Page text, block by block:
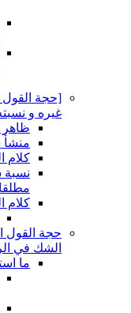
[حجة القول
غيره و نسبته
ظاهر
منشأ
كلام
نسبة
مطلقا
كلام
حجة القول
الشك في
ما